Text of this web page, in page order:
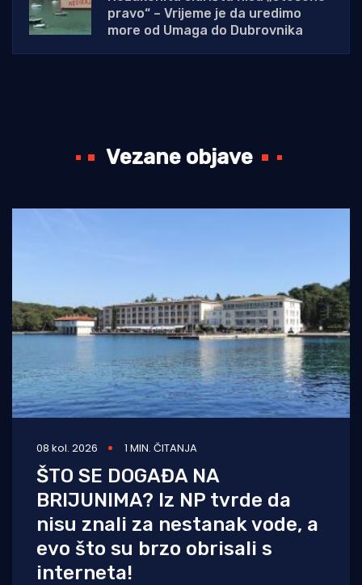
pravo“ – Vrijeme je da uredimo
more od Umaga do Dubrovnika
Vezane objave
08 kol. 2026 1 MIN. ČITANJA
ŠTO SE DOGAĐA NA
BRIJUNIMA? Iz NP tvrde da
nisu znali za nestanak vode, a
evo što su brzo obrisali s
interneta!